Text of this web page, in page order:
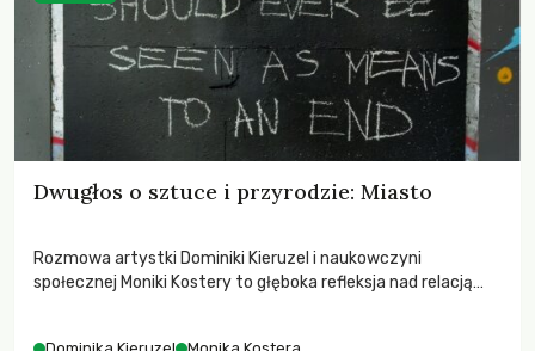
Dwugłos o sztuce i przyrodzie: Miasto
Rozmowa artystki Dominiki Kieruzel i naukowczyni
społecznej Moniki Kostery to głęboka refleksja nad relacją